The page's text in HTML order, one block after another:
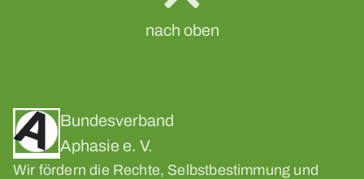
nach oben
Bundesverband
Aphasie e. V.
Wir fördern die Rechte, Selbstbestimmung und